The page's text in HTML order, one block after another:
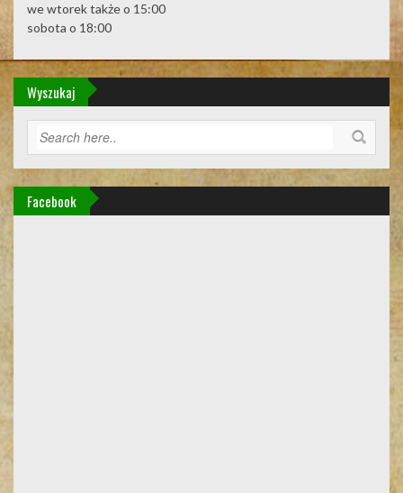
we wtorek także o 15:00
sobota o 18:00
Wyszukaj
Facebook